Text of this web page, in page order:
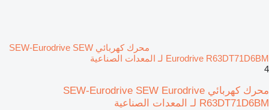
محرك كهربائي SEW-Eurodrive SEW
Eurodrive R63DT71D6BM لـ المعدات الصناعية
4
محرك كهربائي SEW-Eurodrive SEW Eurodrive
R63DT71D6BM لـ المعدات الصناعية